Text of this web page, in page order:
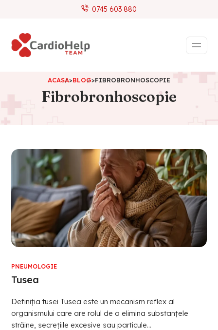
0745 603 880
ACASA>BLOG>FIBROBRONHOSCOPIE
Fibrobronhoscopie
PNEUMOLOGIE
Tusea
Definiția tusei Tusea este un mecanism reflex al
organismului care are rolul de a elimina substanțele
străine, secrețiile excesive sau particule...